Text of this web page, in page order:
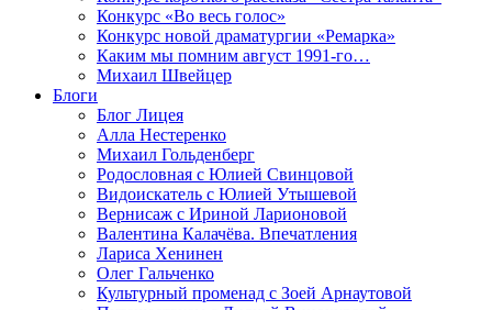
Конкурс «Во весь голос»
Конкурс новой драматургии «Ремарка»
Каким мы помним август 1991-го…
Михаил Швейцер
Блоги
Блог Лицея
Алла Нестеренко
Михаил Гольденберг
Родословная с Юлией Свинцовой
Видоискатель с Юлией Утышевой
Вернисаж с Ириной Ларионовой
Валентина Калачёва. Впечатления
Лариса Хенинен
Олег Гальченко
Культурный променад с Зоей Арнаутовой